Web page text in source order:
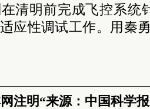
清明前完成飞控系统
应性调试工作。用秦
注明“来源：中国科学